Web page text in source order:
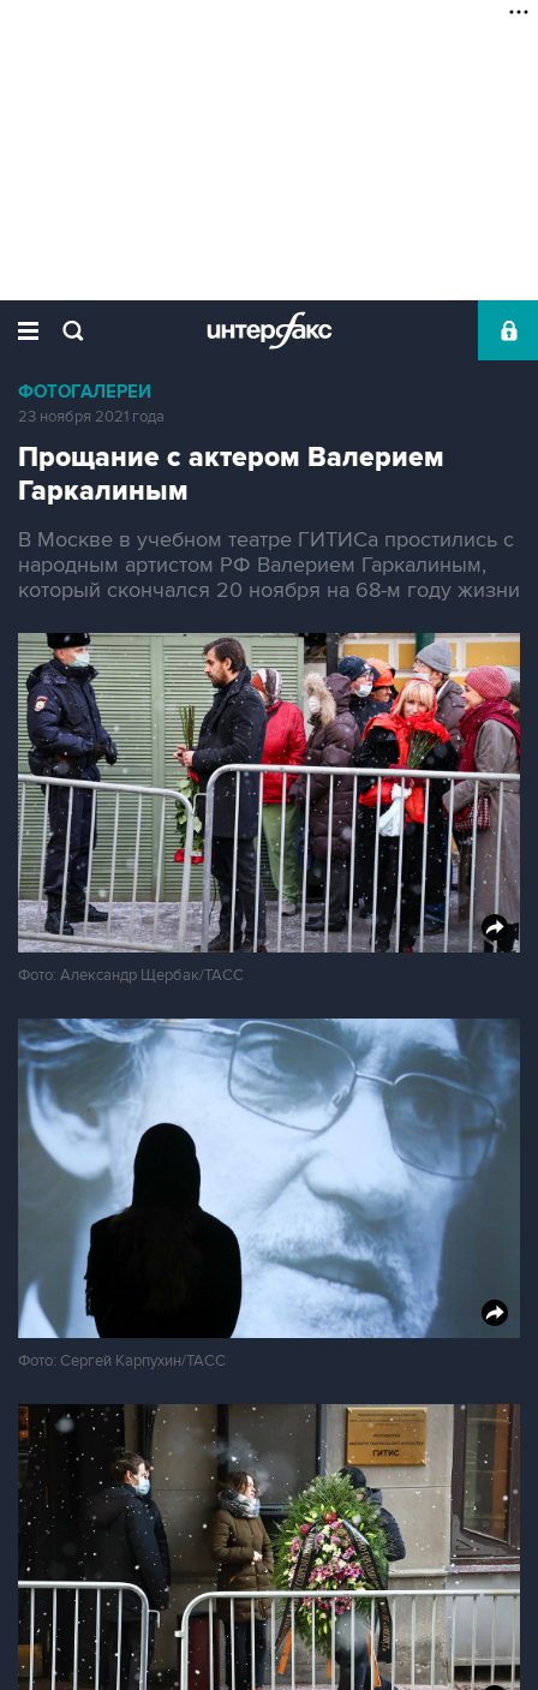
ФОТОГАЛЕРЕИ
23 ноября 2021 года
Прощание с актером Валерием
Гаркалиным
В Москве в учебном театре ГИТИСа простились с
народным артистом РФ Валерием Гаркалиным,
который скончался 20 ноября на 68-м году жизни
Фото: Александр Щербак/ТАСС
Фото: Сергей Карпухин/ТАСС